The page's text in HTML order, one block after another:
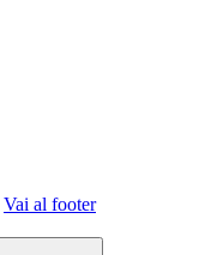
Vai al footer